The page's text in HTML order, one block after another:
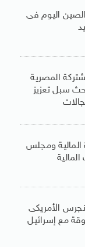
اليوم فى
المصرية
سبل تعزيز
المالية ومجلس
الأمريكى
مع إسرائيل